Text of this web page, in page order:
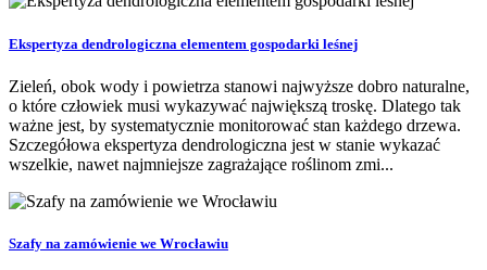
Ekspertyza dendrologiczna elementem gospodarki leśnej
Zieleń, obok wody i powietrza stanowi najwyższe dobro naturalne,
o które człowiek musi wykazywać największą troskę. Dlatego tak
ważne jest, by systematycznie monitorować stan każdego drzewa.
Szczegółowa ekspertyza dendrologiczna jest w stanie wykazać
wszelkie, nawet najmniejsze zagrażające roślinom zmi...
Szafy na zamówienie we Wrocławiu